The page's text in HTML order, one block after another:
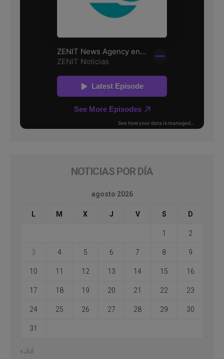
NOTICIAS POR DÍA
agosto 2026
L M X J V S D
1 2
3 4 5 6 7 8 9
10 11 12 13 14 15 16
17 18 19 20 21 22 23
24 25 26 27 28 29 30
31
« Jul